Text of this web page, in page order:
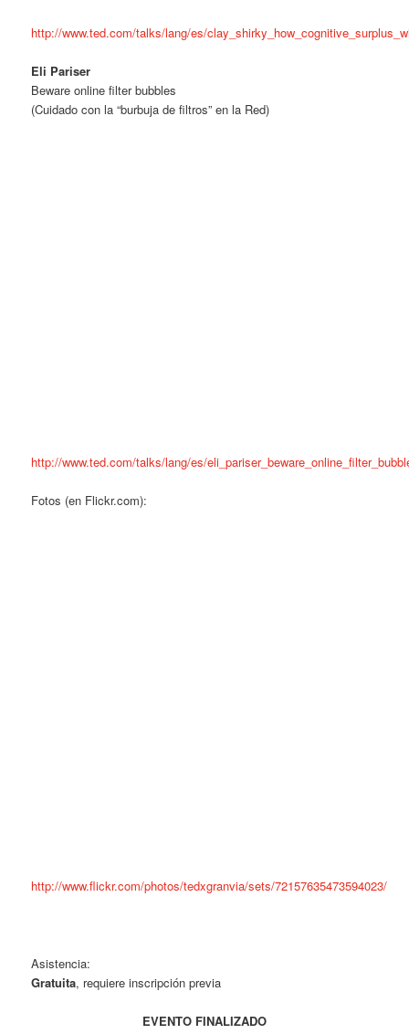
http://www.ted.com/talks/lang/es/
Eli Pariser
Beware online filter bubbles
(Cuidado con la “burbuja de filtros” en la Red)
http://www.ted.com/talks/lang/es/
Fotos (en Flickr.com):
http://www.flickr.com/photos/tedxgranvia/sets/72157635473594023/
Asistencia:
Gratuita, requiere inscripción previa
EVENTO FINALIZADO